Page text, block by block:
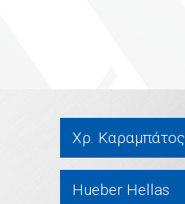
Χρ. Καραμπάτος
Hueber Hellas